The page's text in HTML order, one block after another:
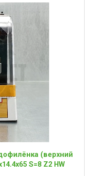
(верхний
S=8 Z2 HW